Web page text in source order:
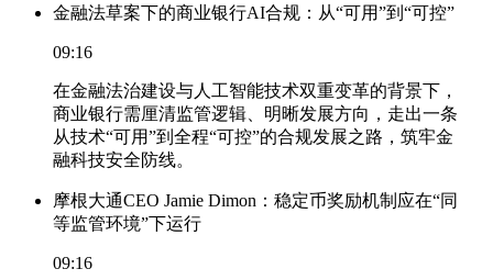
金融法草案下的商业银行AI合规：从“可用”到“可控”
09:16
在金融法治建设与人工智能技术双重变革的背景下，
商业银行需厘清监管逻辑、明晰发展方向，走出一条
从技术“可用”到全程“可控”的合规发展之路，筑牢金
融科技安全防线。
摩根大通CEO Jamie Dimon：稳定币奖励机制应在“同
等监管环境”下运行
09:16